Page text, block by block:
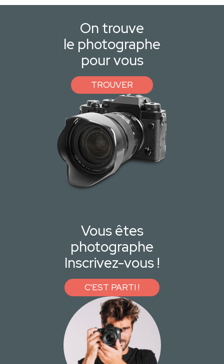
On trouve
le photographe
pour vous
TROUVER
Vous êtes
photographe
Inscrivez-vous !
C'EST PARTI !